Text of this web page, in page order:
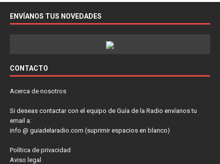
ENVÍANOS TUS NOVEDADES
CONTACTO
Acerca de nosotros
Si deseas contactar con el equipo de Guía de la Radio envíanos tu
email a:
info @ guiadelaradio.com (suprimir espacios en blanco)
Política de privacidad
Aviso legal